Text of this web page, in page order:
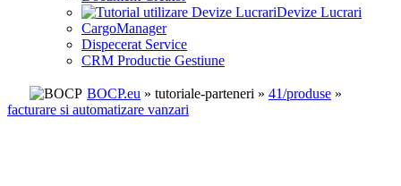
Devize Lucrari
CargoManager
Dispecerat Service
CRM Productie Gestiune
BOCP.eu » tutoriale-parteneri » 41/produse »
facturare si automatizare vanzari